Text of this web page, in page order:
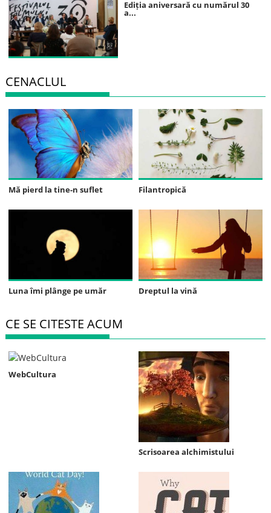
Ediția aniversară cu numărul 30
a...
CENACLUL
Mă pierd la tine-n suflet Filantropică
Luna îmi plânge pe umăr Dreptul la vină
CE SE CITESTE ACUM
WebCultura
Scrisoarea alchimistului